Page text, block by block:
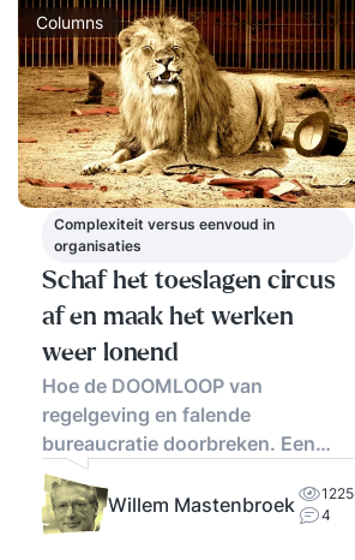
Columns
Complexiteit versus eenvoud in
organisaties
Schaf het toeslagen circus
af en maak het werken
weer lonend
Hoe de DOOMLOOP van
regelgeving en falende
bureaucratie doorbreken. Een
aanpak!
Willem Mastenbroek
1225
4